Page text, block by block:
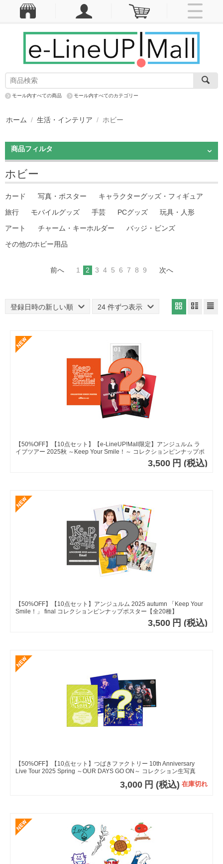
モール内すべての商品 モール内すべてのカテゴリー
ホーム / 生活・インテリア / ホビー
商品フィルタ
ホビー
カード 写真・ポスター
キャラクターグッズ・フィギュア
旅行
モバイルグッズ 手芸 PCグッズ
玩具・人形
アート
チャーム・キーホルダー
バッジ・ビンズ
その他のホビー用品
前へ 1 2 3 4 5 6 7 8 9 次へ
登録日時の新しい順 24 件ずつ表示
【50%OFF】【10点セット】【e-LineUP!Mall限定】アンジュルム ラ
イブツアー 2025秋 ～Keep Your Smile！～ コレクションピンナップポ
3,500 円 (税込)
【50%OFF】【10点セット】アンジュルム 2025 autumn 「Keep Your
Smile！」 final コレクションピンナップポスター【全20種】
3,500 円 (税込)
【50%OFF】【10点セット】つばきファクトリー 10th Anniversary
Live Tour 2025 Spring ～OUR DAYS GO ON～ コレクション生写真
3,000 円 (税込) 在庫切れ